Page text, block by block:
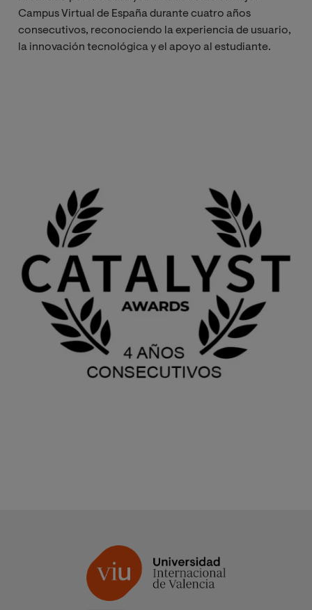
Campus Virtual de España durante cuatro años
consecutivos, reconociendo la experiencia de usuario,
la innovación tecnológica y el apoyo al estudiante.